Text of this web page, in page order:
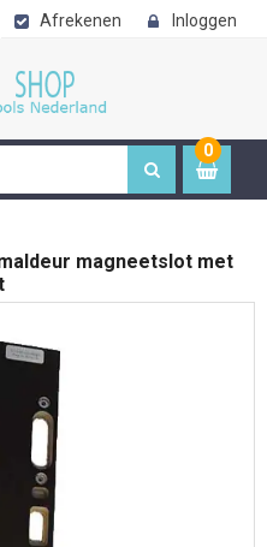
Afrekenen Inloggen
0
item
magneetslot met